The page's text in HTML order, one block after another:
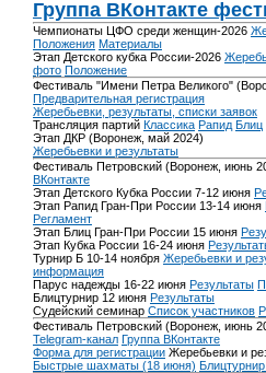
Группа ВКонтакте
Чемпионаты ЦФО среди женщин-2026
Положения Материалы
Этап Детского кубка России-2026
фото Положение
Фестиваль "Имени Петра Великого"
Предварительная регистрация
Жеребьевки, результаты, списки заявок
Трансляция партий Классика Рапид Блиц
Этап ДКР (Воронеж, май 2024)
Жеребьевки и результаты
Фестиваль Петровский (Воронеж, июнь
ВКонтакте
Этап Детского Кубка России 7-12 июня
Этап Рапид Гран-При России 13-14 июня
Регламент
Этап Блиц Гран-При России 15 июня
Этап Кубка России 16-24 июня
Турнир Б 10-14 ноября Жеребьевки и
информация
Парус надежды 16-22 июня Результаты
Блицтурнир 12 июня Результаты
Судейский семинар Список участников
Фестиваль Петровский (Воронеж, июнь
Telegram-канал Группа ВКонтакте
Форма для регистрации Жеребьевки и
Быстрые шахматы (18 июня)